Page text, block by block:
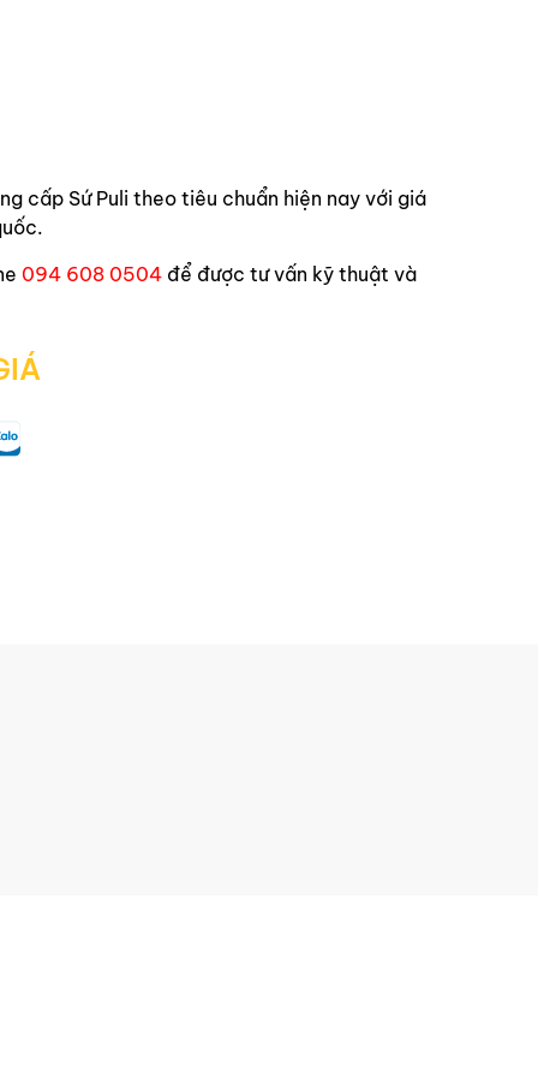
cấp Sứ Puli theo tiêu chuẩn hiện nay với giá
094 608 0504 để được tư vấn kỹ thuật và